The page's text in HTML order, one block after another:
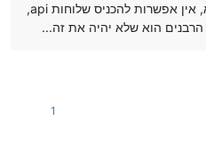
קידומת של 0330 למי שמתמצא, אין אפשרות להכניס שלוחות api,
הוא שלא יהיה את זה...
1